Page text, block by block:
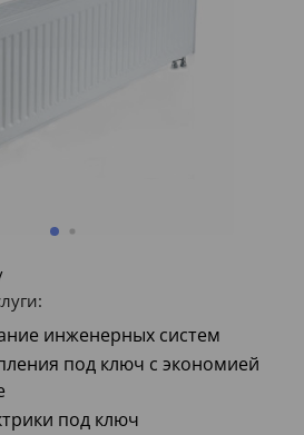
инженерных систем
под ключ с экономией
под ключ